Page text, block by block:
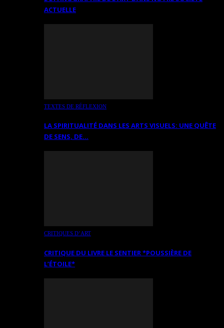
ACTUELLE
TEXTES DE RÉFLEXION
LA SPIRITUALITÉ DANS LES ARTS VISUELS: UNE QUÊTE
DE SENS, DE…
CRITIQUES D’ART
CRITIQUE DU LIVRE LE SENTIER *POUSSIÈRE DE
L’ÉTOILE*